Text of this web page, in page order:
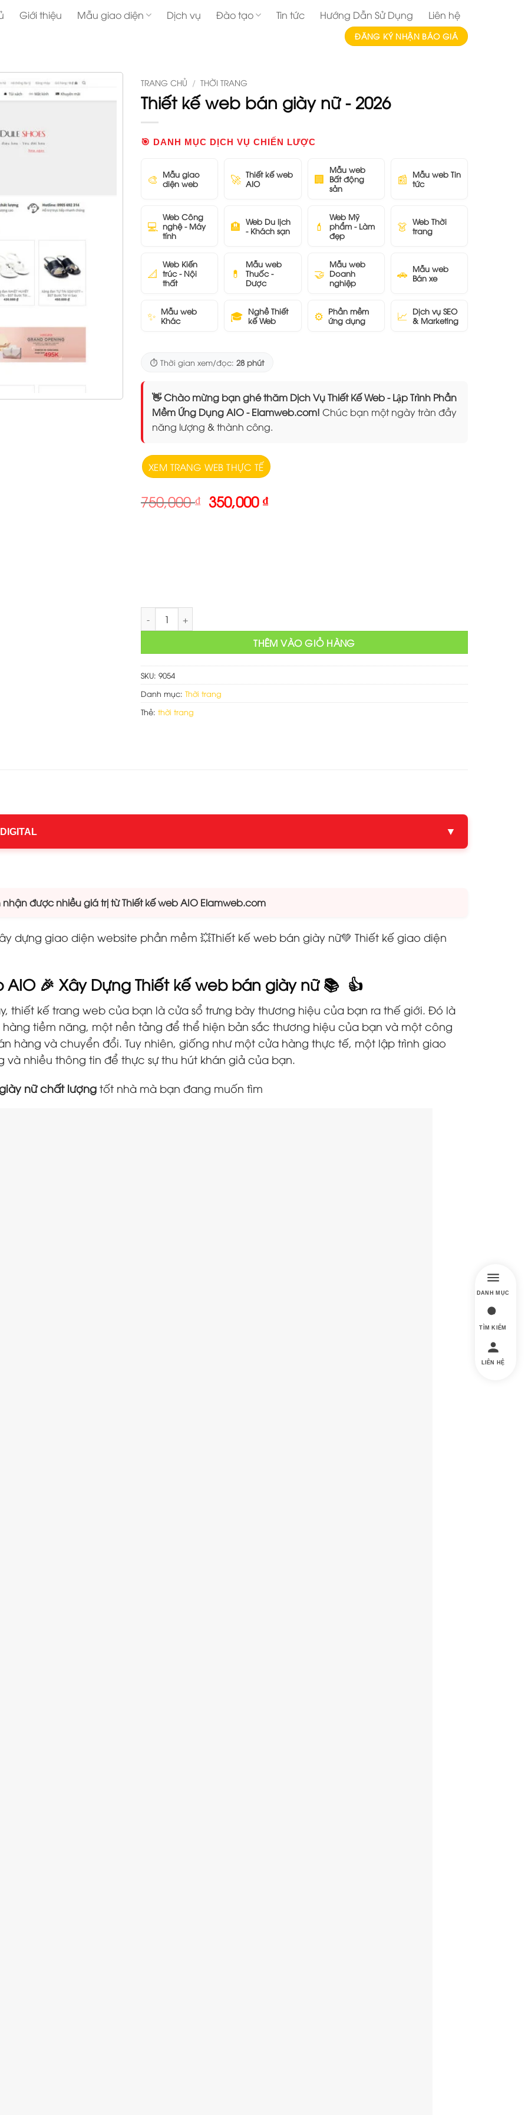
Giới thiệu Mẫu giao diện Dịch vụ Đào tạo Tin tức Hướng Dẫn Sử Dụng Liên hệ
ĐĂNG KÝ NHẬN BÁO GIÁ
TRANG CHỦ / THỜI TRANG
Thiết kế web bán giày nữ - 2026
🎯 DANH MỤC DỊCH VỤ CHIẾN LƯỢC
🎨
Mẫu giao
diện web
🚀 Thiết kế web
AIO
🏢
Mẫu web
Bất động
sản
📰
Mẫu web Tin
tức
💻
Web Công
nghệ - Máy
tính
🏨 Web Du lịch
- Khách sạn
💄
Web Mỹ
phẩm - Làm
đẹp
👗 Web Thời
trang
📐
Web Kiến
trúc - Nội
thất
💊
Mẫu web
Thuốc -
Dược
🤝
Mẫu web
Doanh
nghiệp
🚗 Mẫu web
Bán xe
✨ Mẫu web
Khác
🎓 Nghề Thiết
kế Web
⚙️ Phần mềm
ứng dụng
📈
Dịch vụ SEO
& Marketing
⏱️ Thời gian xem/đọc: 28 phút
👋 Chào mừng bạn ghé thăm Dịch Vụ Thiết Kế Web - Lập Trình Phần
Mềm Ứng Dụng AIO - Elamweb.com! Chúc bạn một ngày tràn đầy
năng lượng & thành công.
XEM TRANG WEB THỰC TẾ
750,000₫ Giá
gốc
350,000₫Giá
THÊM VÀO GIỎ HÀNG
SKU: 9054
Danh mục: Thời trang
Thẻ: thời trang
▼
được nhiều giá trị từ Thiết kế web AIO Elamweb.com
dựng giao diện website phần mềm 💥Thiết kế web bán giày nữ💚 Thiết kế giao diện
🎉 Xây Dựng Thiết kế web bán giày nữ 📚 👍
thiết kế trang web của bạn là cửa sổ trưng bày thương hiệu của bạn ra thế giới. Đó là
tiềm năng, một nền tảng để thể hiện bản sắc thương hiệu của bạn và một công
hàng và chuyển đổi. Tuy nhiên, giống như một cửa hàng thực tế, một lập trình giao
nhiều thông tin để thực sự thu hút khán giả của bạn.
nữ chất lượngtốt nhà mà bạn đang muốn tìm
DANH MỤC
TÌM KIẾM
LIÊN HỆ